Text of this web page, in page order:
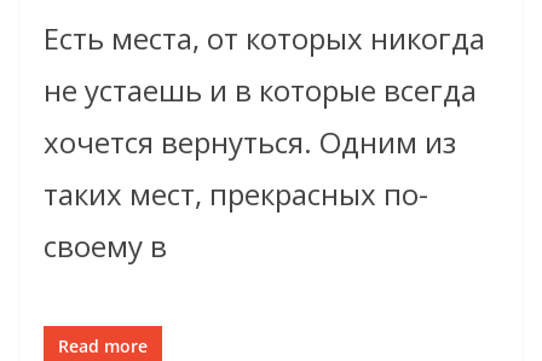
Есть места, от которых никогда
не устаешь и в которые всегда
хочется вернуться. Одним из
таких мест, прекрасных по-
своему в
Read more